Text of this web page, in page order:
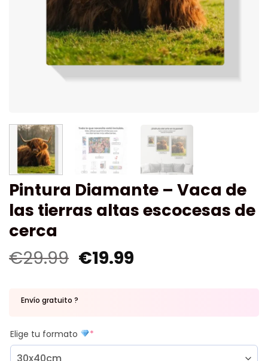
Pintura Diamante – Vaca de
las tierras altas escocesas de
cerca
€29.99 €19.99
Envío gratuito ?
Elige tu formato *